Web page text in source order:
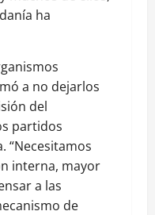
ha
a no dejarlos
del
partidos
“Necesitamos
interna, mayor
a las
de